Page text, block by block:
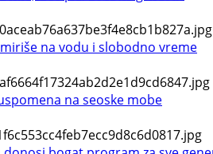
na vodu i slobodno vreme
uspomena na seoske mobe